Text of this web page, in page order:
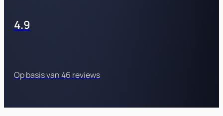
4.9
Op basis van 46 reviews